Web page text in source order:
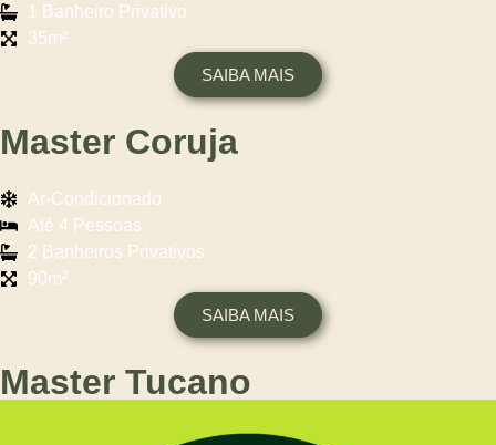
1 Banheiro Privativo
35m²
SAIBA MAIS
Master Coruja
Ar-Condicionado
Até 4 Pessoas
2 Banheiros Privativos
90m²
SAIBA MAIS
Master Tucano